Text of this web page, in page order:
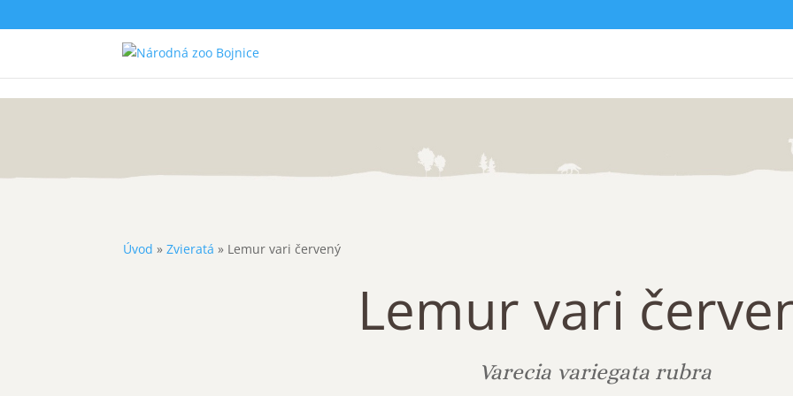
Úvod »Zvieratá » Lemur vari červený
Lemur vari
Varecia variegata rubra